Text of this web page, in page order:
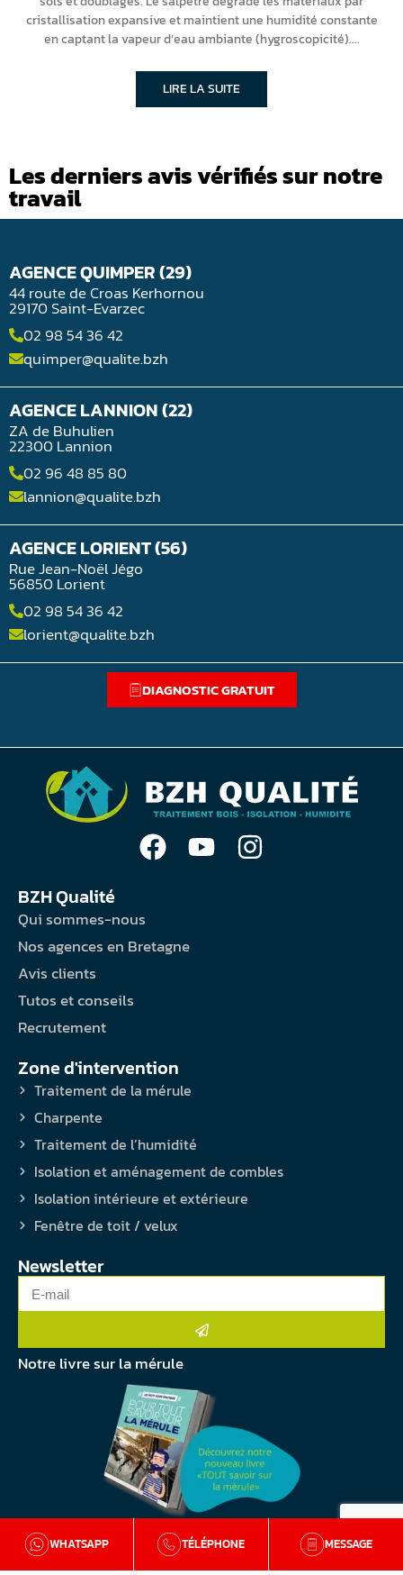
WHATSAPP TÉLÉPHONE MESSAGE
cristallisation expansive et maintient une humidité constante
en captant la vapeur d’eau ambiante (hygroscopicité).
LIRE LA SUITE
Les derniers avis vérifiés sur notre
travail
AGENCE QUIMPER (29)
44 route de Croas Kerhornou
29170 Saint-Evarzec
02 98 54 36 42
quimper@qualite.bzh
AGENCE LANNION (22)
ZA de Buhulien
22300 Lannion
02 96 48 85 80
lannion@qualite.bzh
AGENCE LORIENT (56)
Rue Jean-Noël Jégo
56850 Lorient
02 98 54 36 42
lorient@qualite.bzh
DIAGNOSTIC GRATUIT
BZH Qualité
Qui sommes-nous
Nos agences en Bretagne
Avis clients
Tutos et conseils
Recrutement
Zone d'intervention
Traitement de la mérule
Charpente
Traitement de l’humidité
Isolation et aménagement de combles
Isolation intérieure et extérieure
Fenêtre de toit / velux
Newsletter
Notre livre sur la mérule
Copyright &copy 2026 Qualite BZHMentions légales